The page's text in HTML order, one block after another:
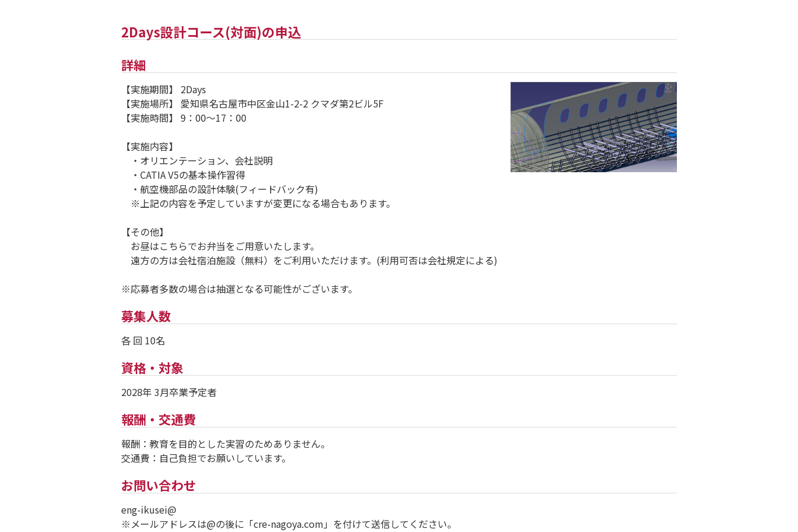
2Days設計コース(対面)の申込
詳細
【実施期間】 2Days
【実施場所】 愛知県名古屋市中区金山1-2-2 クマダ第2ビル5F
【実施時間】 9：00～17：00
【実施内容】
・オリエンテーション、会社説明
・CATIA V5の基本操作習得
・航空機部品の設計体験(フィードバック有)
※上記の内容を予定していますが変更になる場合もあります。
【その他】
お昼はこちらでお弁当をご用意いたします。
遠方の方は会社宿泊施設（無料）をご利用いただけます。(利用可否は会社規定による)
※応募者多数の場合は抽選となる可能性がございます。
募集人数
各 回 10名
資格・対象
2028年 3月卒業予定者
報酬・交通費
報酬：教育を目的とした実習のためありません。
交通費：自己負担でお願いしています。
お問い合わせ
eng-ikusei@
※メールアドレスは@の後に「cre-nagoya.com」を付けて送信してください。